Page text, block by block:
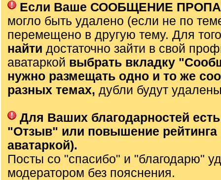
Если Ваше СООБЩЕНИЕ
могло быть удалено (если не по
перемещено в другую тему. Для
найти достаточно зайти в свой
аватаркой выбрать вкладку
нужно размещать одно и то же
разных темах, дубли будут
Для Ваших благодарностей
"Отзыв" или повышение рейтинга
аватаркой).
Посты со "спасибо" и "благодарю"
модератором без пояснения.